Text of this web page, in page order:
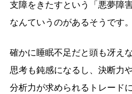
支障をきたすという「悪夢障害
なんていうのがあるそうです。
確かに睡眠不足だと頭も冴えな
思考も鈍感になるし、決断力
分析力が求められるトレード